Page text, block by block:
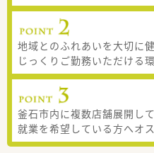
地域とのふれあいを大切に
じっくりご勤務いただける環
釜石市内に複数店舗展開し
就業を希望している方へオ